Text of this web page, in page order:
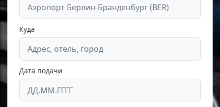
Куда
Дата подачи